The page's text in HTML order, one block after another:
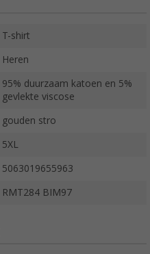
T-shirt
Heren
95% duurzaam katoen en 5%
gevlekte viscose
gouden stro
5XL
5063019655963
RMT284 BIM97